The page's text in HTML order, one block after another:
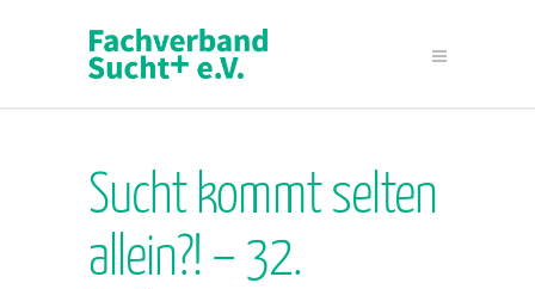
Sucht kommt selten
allein?! – 32.